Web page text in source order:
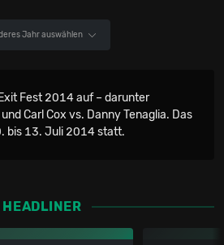
Jahr auswählen
Fest 2014 auf – darunter
Carl Cox vs. Danny Tenaglia. Das
bis 13. Juli 2014 statt.
HEADLINER